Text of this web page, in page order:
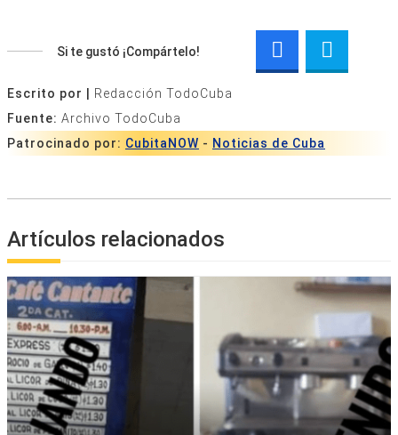
Si te gustó ¡Compártelo!
Escrito por | Redacción TodoCuba
Fuente: Archivo TodoCuba
Patrocinado por: CubitaNOW - Noticias de Cuba
Artículos relacionados